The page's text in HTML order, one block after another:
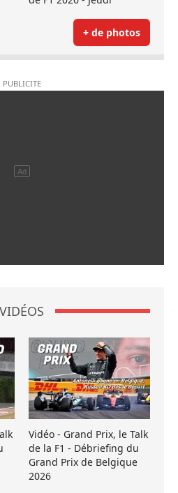
+ de photos
VIDÉOS
Vidéo - Grand Prix, le Talk
de la F1 - Débriefing du
Grand Prix de Belgique
2026